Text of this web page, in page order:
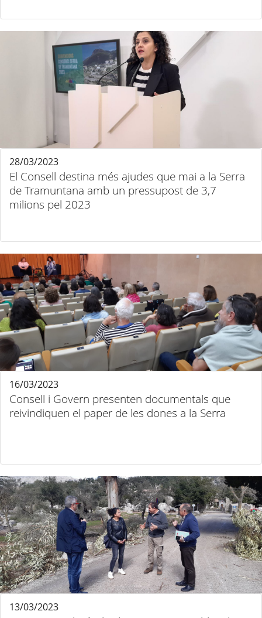
El Consell destina més ajudes que mai a la Serra
de Tramuntana amb un pressupost de 3,7
milions pel 2023
28/03/2023
Consell i Govern presenten documentals que
reivindiquen el paper de les dones a la Serra
16/03/2023
13/03/2023